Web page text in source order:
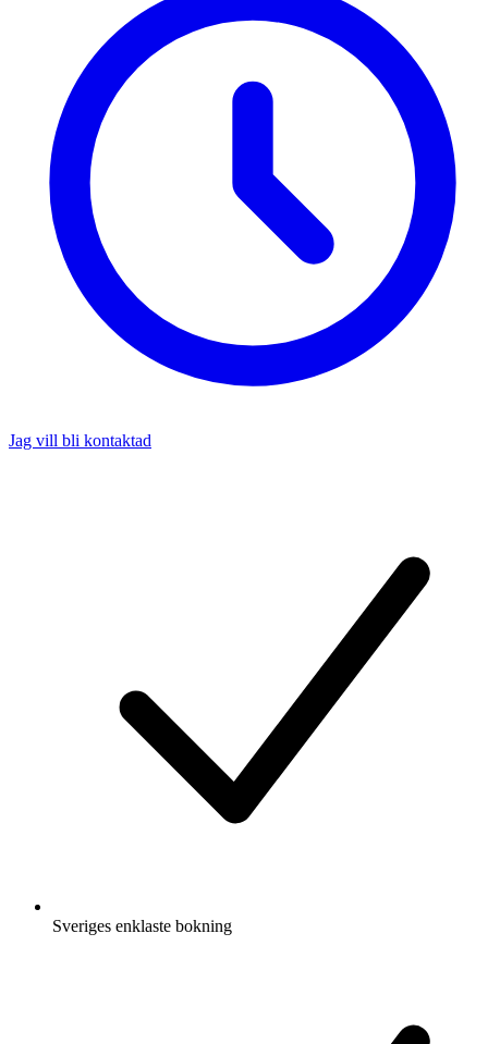
Jag vill bli kontaktad
Sveriges enklaste bokning